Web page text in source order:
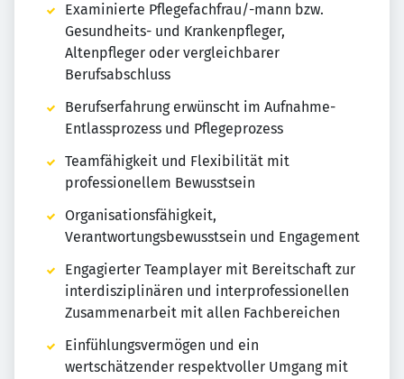
Examinierte Pflegefachfrau/-mann bzw.
Gesundheits- und Krankenpfleger,
Altenpfleger oder vergleichbarer
Berufsabschluss
Berufserfahrung erwünscht im Aufnahme-
Entlassprozess und Pflegeprozess
Teamfähigkeit und Flexibilität mit
professionellem Bewusstsein
Organisationsfähigkeit,
Verantwortungsbewusstsein und Engagement
Engagierter Teamplayer mit Bereitschaft zur
interdisziplinären und interprofessionellen
Zusammenarbeit mit allen Fachbereichen
Einfühlungsvermögen und ein
wertschätzender respektvoller Umgang mit